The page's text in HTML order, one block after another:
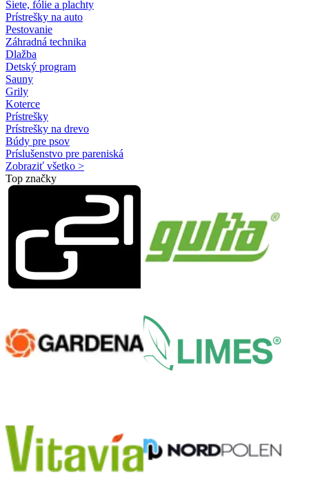
Siete, fólie a plachty
Prístrešky na auto
Pestovanie
Záhradná technika
Dlažba
Detský program
Sauny
Grily
Koterce
Prístrešky
Prístrešky na drevo
Búdy pre psov
Príslušenstvo pre pareniská
Zobraziť všetko >
Top značky